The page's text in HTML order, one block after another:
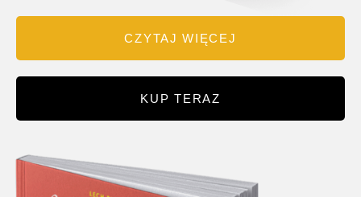
CZYTAJ WIĘCEJ
KUP TERAZ